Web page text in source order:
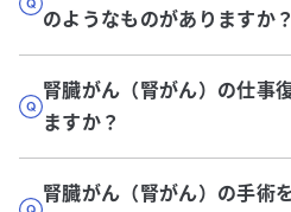
のようなものがありますか？
腎臓がん（腎がん）の仕事
ますか？
腎臓がん（腎がん）の手術